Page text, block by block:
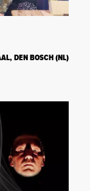
DEN BOSCH (NL)